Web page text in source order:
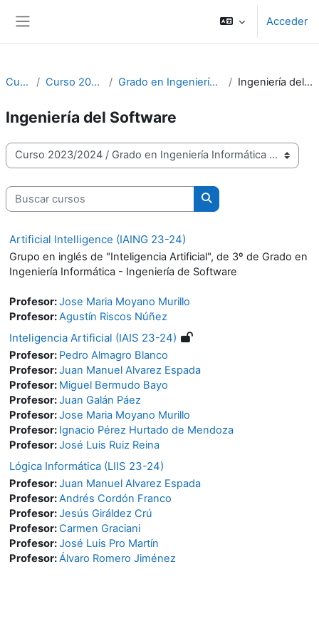
Acceder
Cursos Curso 2023/2024 Grado en Ingeniería Informática Ingeniería del Software
Ingeniería del Software
Categorías
Buscar cursos
Buscar cursos
Artificial Intelligence (IAING 23-24)
Grupo en inglés de "Inteligencia Artificial", de 3º de Grado en
Ingeniería Informática - Ingeniería de Software
Profesor:Jose Maria Moyano Murillo
Profesor:Agustín Riscos Núñez
Inteligencia Artificial (IAIS 23-24)
Profesor: Pedro Almagro Blanco
Profesor:Juan Manuel Alvarez Espada
Profesor: Miguel Bermudo Bayo
Profesor:Juan Galán Páez
Profesor:Jose Maria Moyano Murillo
Profesor: Ignacio Pérez Hurtado de Mendoza
Profesor:José Luis Ruiz Reina
Lógica Informática (LIIS 23-24)
Profesor:Juan Manuel Alvarez Espada
Profesor:Andrés Cordón Franco
Profesor:Jesús Giráldez Crú
Profesor:Carmen Graciani
Profesor:José Luis Pro Martín
Profesor:Álvaro Romero Jiménez